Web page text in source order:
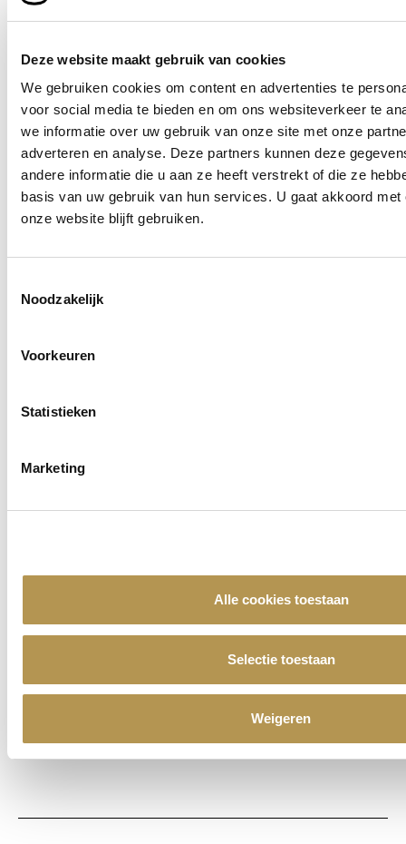
Deze website maakt gebruik van cookies
We gebruiken cookies om content en advertenties te
voor social media te bieden en om ons websiteverkeer te
we informatie over uw gebruik van onze site met onze
adverteren en analyse. Deze partners kunnen deze
andere informatie die u aan ze heeft verstrekt of die ze
basis van uw gebruik van hun services. U gaat akkoord
onze website blijft gebruiken.
Noodzakelijk
Voorkeuren
Statistieken
Marketing
Alle cookies toestaan
Selectie toestaan
Weigeren
Verstuur